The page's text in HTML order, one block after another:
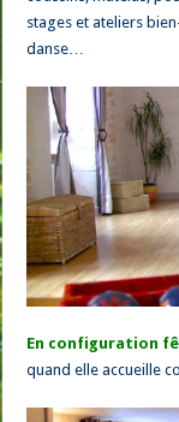
stages et ateliers
danse…
En configuration
quand elle accueille